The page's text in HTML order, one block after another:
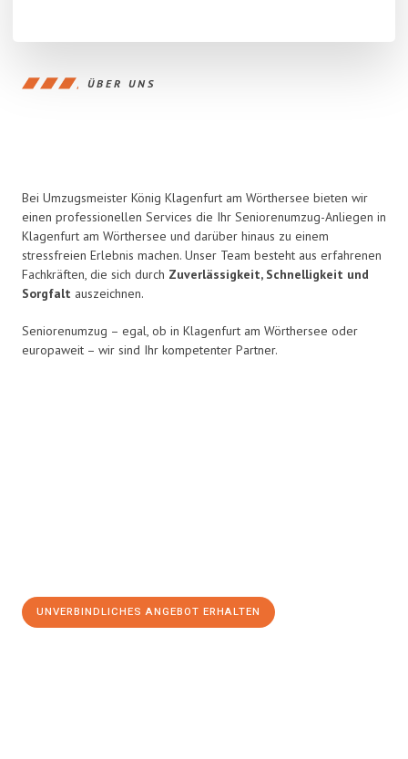
ÜBER UNS
Bei Umzugsmeister König Klagenfurt am Wörthersee bieten wir
einen professionellen Services die Ihr Seniorenumzug-Anliegen in
Klagenfurt am Wörthersee und darüber hinaus zu einem
stressfreien Erlebnis machen. Unser Team besteht aus erfahrenen
Fachkräften, die sich durch Zuverlässigkeit, Schnelligkeit und
Sorgfalt auszeichnen.
Seniorenumzug – egal, ob in Klagenfurt am Wörthersee oder
europaweit – wir sind Ihr kompetenter Partner.
UNVERBINDLICHES ANGEBOT ERHALTEN